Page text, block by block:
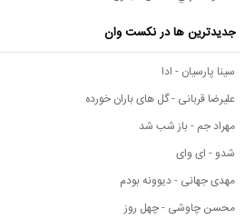
جدیدترین ها در نکست وان
سینا پارسیان - ادا
علیرضا قربانی - گل های باران خورده
مهراد جم - باز شب شد
شدو - ای وای
مهدی جهانی - دیوونه بودم
محسن چاوشی - چهل روز